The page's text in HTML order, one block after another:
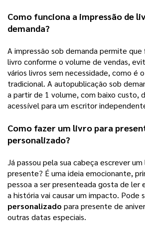
Como funciona a impressão de
demanda?
A impressão sob demanda permite que
livro conforme o volume de vendas,
vários livros sem necessidade, como é
tradicional. A autopublicação sob
a partir de 1 volume, com baixo custo,
acessível para um escritor
Como fazer um livro para
personalizado?
Já passou pela sua cabeça escrever
presente? É uma ideia emocionante,
pessoa a ser presenteada gosta de ler
a história vai causar um impacto. Pode
personalizado para presente de
outras datas especiais.